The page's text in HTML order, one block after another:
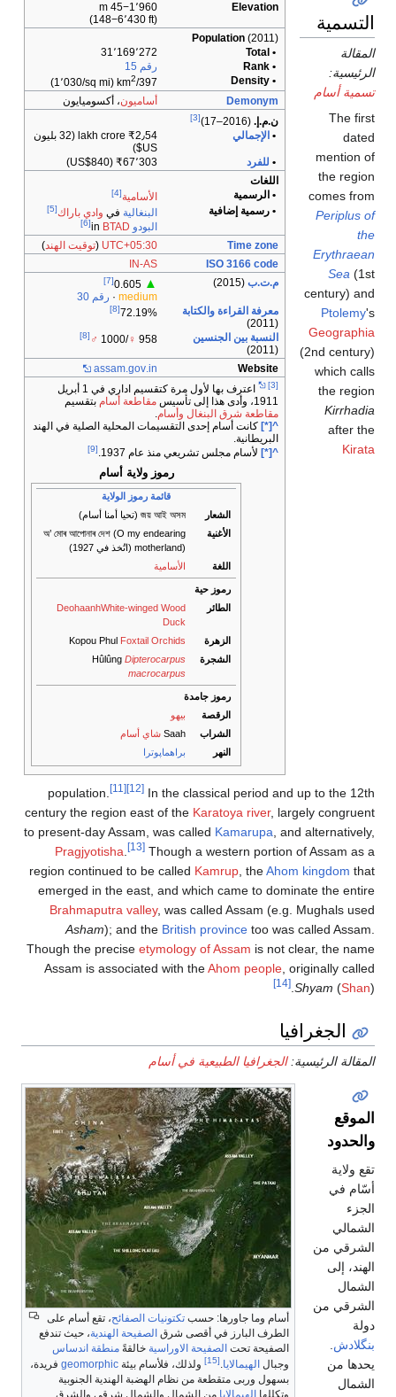
Elevation
45−1٬960 m
Population (2011)
31٬169٬272
2
(1٬030/sq mi)
Demonym
أساميون، أكسوميايون
ن.م.إ.(2016–17)
الإجمالي ₹2٫54 lakh crore
(32 بليون
للفرد ₹67٬303 (US$840)
اللغات
• الرسمية
الأسامية
• رسمية إضافية البنغاليةفيوادي باراك[5]
البودوin
BTAD
[6]
Time zone
UTC+05:30
(توقيت الهند
ISO 3166 code
IN-AS
م.ت.ب (2015)
[7]
medium
·رقم 30
معرفة القراءة والكتابة
72.19%
[8]
النسبة بين الجنسين
♀
/1000
♂
[8]
Website
assam.gov
اعترف بها لأول مرة كتقسيم اداري في 1 أبريل
1911، وأدى هذا إلى تأسيس
مقاطعة أسام بتقسيم
مقاطعة شرق البنغال وأسام
كانت أسام إحدى التقسيمات المحلية الصلية في الهند
البريطانية.
لأسام مجلس تشريعي منذ عام 1937. [9]
رموز ولاية أسام
قائمة رموز الولاية
الشعار
জয় আই অসম (تحيا أمنا أسام)
الأغنية
অ’ মোৰ আপোনাৰ দেশ (O my endearing
motherland) (اتُخذ في 1927)
الأسامية
رموز حية
الطائر
DeohaanhWhite-winged Wood
Duck
الزهرة
Kopou PhulFoxtail Orchids
الشجرة
HûlûngDipterocarpus
macrocarpus
رموز جامدة
الرقصة
بيهو
الشراب
Saah شاي أسام
براهماپوترا
التسمية
المقالة
الرئيسية:
تسمية أسام
The first
dated
mention of
the region
comes from
Periplus of
Erythraean
Sea(1st
century) and
Ptolemy
Geographia
(2nd century)
which calls
the region
Kirrhadia
after the
Kirata
population. [12]In the classical period and up to the 12th
century the region east of theKaratoya river, largely congruent
to present-day Assam, was calledKamarupa, and alternatively,
Pragjyotisha
Though a western portion of Assam as a
region continued to be calledKamrup, theAhom kingdomthat
emerged in the east, and which came to dominate the entire
Brahmaputra valley, was called Assam (e.g. Mughals used
Asham); and theBritish province too was called Assam.
Though the preciseetymology of Assamis not clear, the name
Assam is associated with theAhom people, originally called
Shyam(Shan
الجغرافيا
المقالة الرئيسية:الجغرافيا الطبيعية في أسام
أسام وما جاورها: حسبتكتونيات الصفائح، تقع أسام على
الطرف البارز في أقصى شرقالصفيحة الهندية، حيث تندفع
الصفيحة تحتالصفيحة الاوراسية خالقةًمنطقة اندساس
وجبالالهيمالايا. ولذلك، فلأسام بيئة geomorphicفريدة،
بسهول وربى متقطعة من نظام الهضبة الهندية الجنوبية
وتكللهاالهيمالايامن الشمال والشمال شرقي والشرق.
الموقع
والحدود
تقع ولاية
أسّام في
الجزء
الشمالي
الشرقي من
الهند، إلى
الشمال
الشرقي من
دولة
بنگلادش.
يحدها من
الشمال